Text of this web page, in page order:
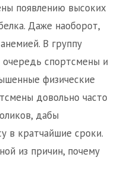
появлению высоких
Даже наоборот,
В группу
спортсмены и
физические
довольно часто
дабы
в кратчайшие сроки.
из причин, почему